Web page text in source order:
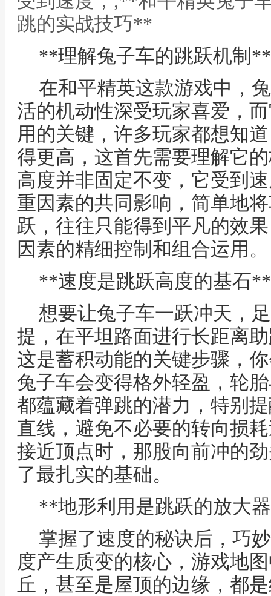
跳的实战技巧**
**理解兔子车的跳跃机制**
在和平精英这款游戏中，
活的机动性深受玩家喜爱，
用的关键，许多玩家都想知
得更高，这首先需要理解它
高度并非固定不变，它受到
重因素的共同影响，简单地
跃，往往只能得到平凡的效
因素的精细控制和组合运用。
**速度是跳跃高度的基石**
想要让兔子车一跃冲天，
提，在平坦路面进行长距离
这是蓄积动能的关键步骤，
兔子车会变得格外轻盈，轮
都蕴藏着弹跳的潜力，特别
直线，避免不必要的转向损
接近顶点时，那股向前冲的
了最扎实的基础。
**地形利用是跳跃的放大
掌握了速度的秘诀后，巧
度产生质变的核心，游戏地
丘，甚至是屋顶的边缘，都